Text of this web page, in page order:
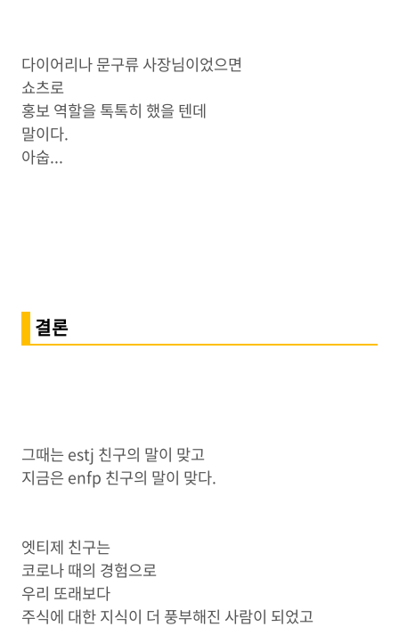
다이어리나 문구류 사장님이었으면
쇼츠로
홍보 역할을 톡톡히 했을 텐데
말이다.
아숩...
결론
그때는 estj 친구의 말이 맞고
지금은 enfp 친구의 말이 맞다.
엣티제 친구는
코로나 때의 경험으로
우리 또래보다
주식에 대한 지식이 더 풍부해진 사람이 되었고